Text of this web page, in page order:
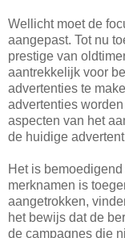
Wellicht moet de
aangepast. Tot nu
prestige van
aantrekkelijk voor
advertenties te
advertenties
aspecten van het
de huidige
Het is
merknamen is
aangetrokken,
het bewijs dat de
de campagnes die